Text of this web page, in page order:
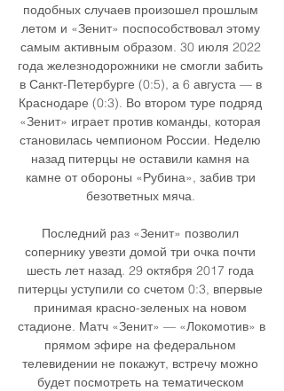
подобных случаев произошел прошлым
летом и «Зенит» поспособствовал этому
самым активным образом. 30 июля 2022
года железнодорожники не смогли забить
в Санкт-Петербурге (0:5), а 6 августа — в
Краснодаре (0:3). Во втором туре подряд
«Зенит» играет против команды, которая
становилась чемпионом России. Неделю
назад питерцы не оставили камня на
камне от обороны «Рубина», забив три
безответных мяча.
Последний раз «Зенит» позволил
сопернику увезти домой три очка почти
шесть лет назад. 29 октября 2017 года
питерцы уступили со счетом 0:3, впервые
принимая красно-зеленых на новом
стадионе. Матч «Зенит» — «Локомотив» в
прямом эфире на федеральном
телевидении не покажут, встречу можно
будет посмотреть на тематическом